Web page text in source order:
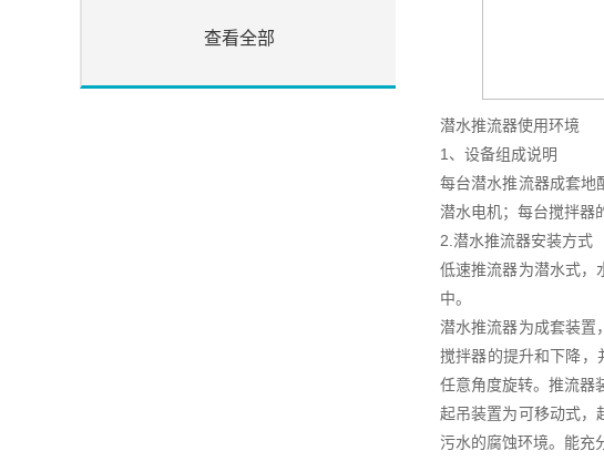
查看全部
潜水推流器使用环境
1、设备组成说明
每台潜水推流器成套地
潜水电机；每台搅拌器
2.潜水推流器安装方式
低速推流器为潜水式，
中。
潜水推流器为成套装置
搅拌器的提升和下降，
任意角度旋转。推流器
起吊装置为可移动式，
污水的腐蚀环境。能充